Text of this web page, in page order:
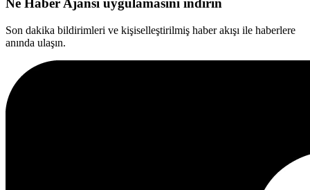
Ne Haber Ajansı uygulamasını indirin
Son dakika bildirimleri ve kişiselleştirilmiş haber akışı ile haberlere
anında ulaşın.